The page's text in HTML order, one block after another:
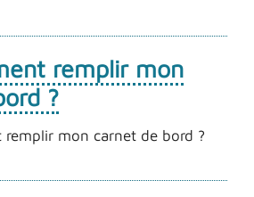
remplir mon
?
remplir mon carnet de bord ?